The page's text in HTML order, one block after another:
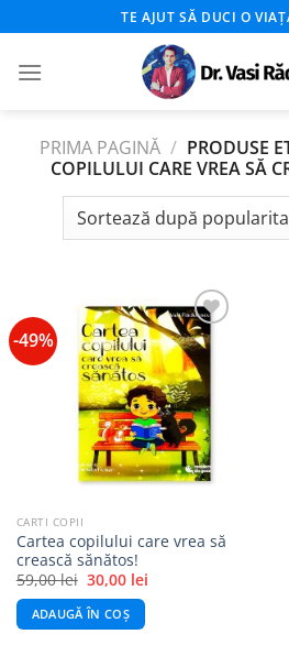
to
content
TE AJUT SĂ DUCI O
PRIMA PAGINĂ / PRODUSE
COPILULUI CARE VREA SĂ
-49%
Add to
wishlist
CARTI COPII
Cartea copilului care vrea să
crească sănătos!
59,00lei Prețul
inițial
a
fost:
59,00 lei.
30,00 leiPrețul
curent
ADAUGĂ ÎN COȘ